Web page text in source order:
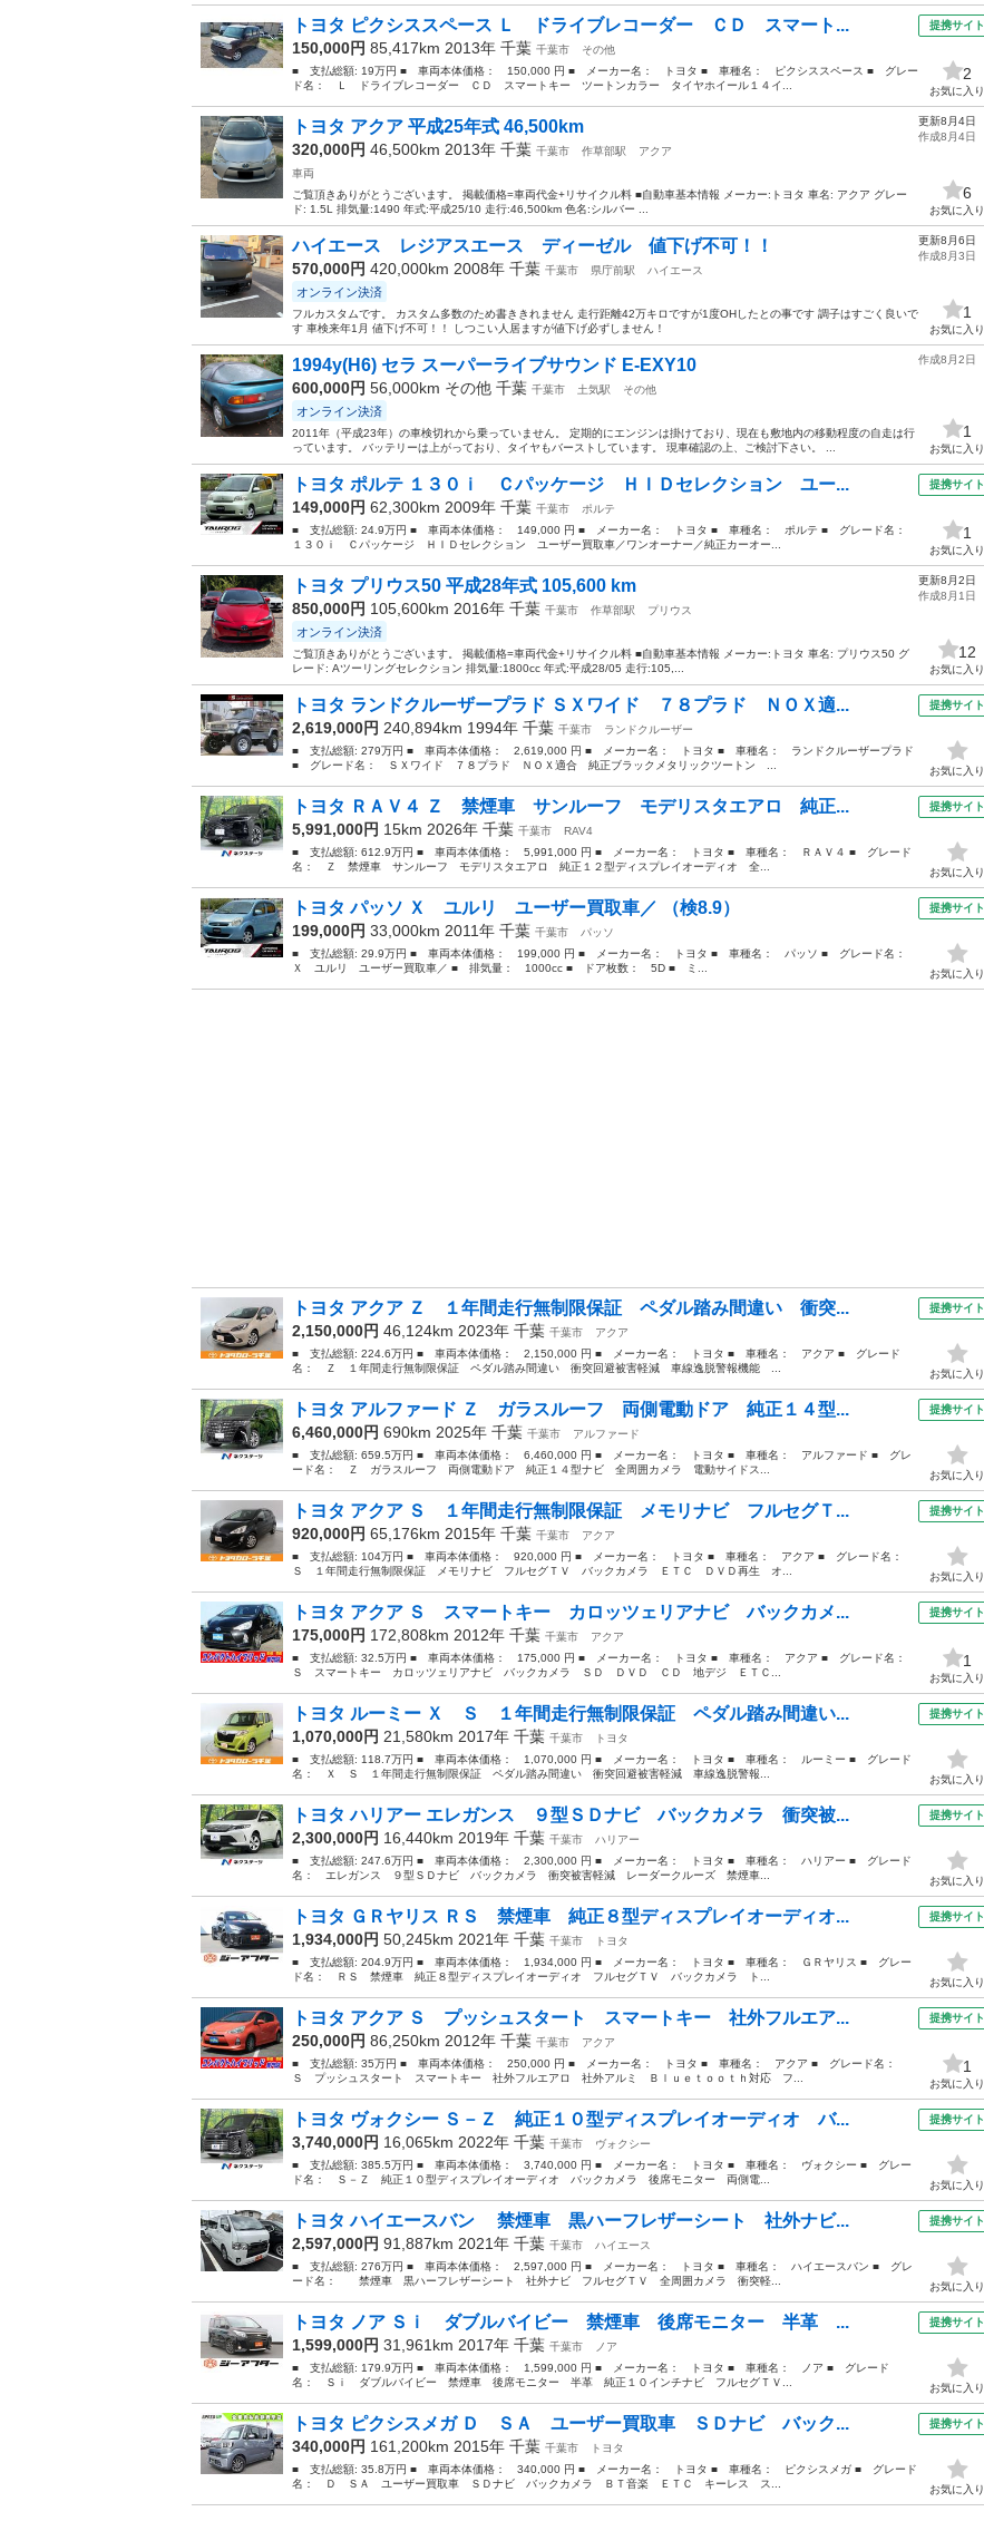
トヨタ ピクシススペース Ｌ ドライブレコーダー ＣＤ スマート...
150,000円 85,417km 2013年 千葉 千葉市
その他
■ 支払総額: 19万円 ■ 車両本体価格： 150,000 円 ■ メーカー名： トヨタ ■ 車種名： ピクシススペース ■ グレー
ド名： Ｌ ドライブレコーダー ＣＤ スマートキー ツートンカラー タイヤホイール１４イ...
提携サイト
2
お気に入り
トヨタ アクア 平成25年式 46,500km
320,000円 46,500km 2013年 千葉 千葉市 作草部駅
アクア
車両
ご覧頂きありがとうございます。 掲載価格=車両代金+リサイクル料 ■自動車基本情報 メーカー:トヨタ 車名: アクア グレー
ド: 1.5L 排気量:1490 年式:平成25/10 走行:46,500km 色名:シルバー ...
更新8月4日
作成8月4日
6
お気に入り
ハイエース レジアスエース ディーゼル 値下げ不可！！
570,000円 420,000km 2008年 千葉 千葉市 県庁前駅 ハイエース
オンライン決済
フルカスタムです。 カスタム多数のため書ききれません 走行距離42万キロですが1度OHしたとの事です 調子はすごく良いで
す 車検来年1月 値下げ不可！！ しつこい人居ますが値下げ必ずしません！
更新8月6日
作成8月3日
1
お気に入り
1994y(H6) セラ スーパーライブサウンド E-EXY10
600,000円 56,000km その他 千葉 千葉市 土気駅 その他
オンライン決済
2011年（平成23年）の車検切れから乗っていません。 定期的にエンジンは掛けており、現在も敷地内の移動程度の自走は行
っています。 バッテリーは上がっており、タイヤもバーストしています。 現車確認の上、ご検討下さい。 ...
作成8月2日
1
お気に入り
トヨタ ポルテ １３０ｉ Ｃパッケージ ＨＩＤセレクション ユー...
149,000円 62,300km 2009年 千葉 千葉市
ポルテ
■ 支払総額: 24.9万円 ■ 車両本体価格： 149,000 円 ■ メーカー名： トヨタ ■ 車種名： ポルテ ■ グレード名：
１３０ｉ Ｃパッケージ ＨＩＤセレクション ユーザー買取車／ワンオーナー／純正カーオー...
提携サイト
1
お気に入り
トヨタ プリウス50 平成28年式 105,600 km
850,000円 105,600km 2016年 千葉 千葉市 作草部駅 プリウス
オンライン決済
ご覧頂きありがとうございます。 掲載価格=車両代金+リサイクル料 ■自動車基本情報 メーカー:トヨタ 車名: プリウス50 グ
レード: Aツーリングセレクション 排気量:1800cc 年式:平成28/05 走行:105,...
更新8月2日
作成8月1日
12
お気に入り
トヨタ ランドクルーザープラド ＳＸワイド ７８プラド ＮＯＸ適...
2,619,000円 240,894km 1994年 千葉 千葉市
ランドクルーザー
■ 支払総額: 279万円 ■ 車両本体価格： 2,619,000 円 ■ メーカー名： トヨタ ■ 車種名： ランドクルーザープラド
■ グレード名： ＳＸワイド ７８プラド ＮＯＸ適合 純正ブラックメタリックツートン ...
提携サイト
お気に入り
トヨタ ＲＡＶ４ Ｚ 禁煙車 サンルーフ モデリスタエアロ 純正...
5,991,000円 15km 2026年 千葉 千葉市
RAV4
■ 支払総額: 612.9万円 ■ 車両本体価格： 5,991,000 円 ■ メーカー名： トヨタ ■ 車種名： ＲＡＶ４ ■ グレード
名： Ｚ 禁煙車 サンルーフ モデリスタエアロ 純正１２型ディスプレイオーディオ 全...
提携サイト
お気に入り
トヨタ パッソ Ｘ ユルリ ユーザー買取車／ （検8.9）
199,000円 33,000km 2011年 千葉 千葉市
パッソ
■ 支払総額: 29.9万円 ■ 車両本体価格： 199,000 円 ■ メーカー名： トヨタ ■ 車種名： パッソ ■ グレード名：
Ｘ ユルリ ユーザー買取車／ ■ 排気量： 1000cc ■ ドア枚数： 5D ■ ミ...
提携サイト
お気に入り
トヨタ アクア Ｚ １年間走行無制限保証 ペダル踏み間違い 衝突...
2,150,000円 46,124km 2023年 千葉 千葉市
アクア
■ 支払総額: 224.6万円 ■ 車両本体価格： 2,150,000 円 ■ メーカー名： トヨタ ■ 車種名： アクア ■ グレード
名： Ｚ １年間走行無制限保証 ペダル踏み間違い 衝突回避被害軽減 車線逸脱警報機能 ...
提携サイト
お気に入り
トヨタ アルファード Ｚ ガラスルーフ 両側電動ドア 純正１４型...
6,460,000円 690km 2025年 千葉 千葉市
アルファード
■ 支払総額: 659.5万円 ■ 車両本体価格： 6,460,000 円 ■ メーカー名： トヨタ ■ 車種名： アルファード ■ グレ
ード名： Ｚ ガラスルーフ 両側電動ドア 純正１４型ナビ 全周囲カメラ 電動サイドス...
提携サイト
お気に入り
トヨタ アクア Ｓ １年間走行無制限保証 メモリナビ フルセグＴ...
920,000円 65,176km 2015年 千葉 千葉市
アクア
■ 支払総額: 104万円 ■ 車両本体価格： 920,000 円 ■ メーカー名： トヨタ ■ 車種名： アクア ■ グレード名：
Ｓ １年間走行無制限保証 メモリナビ フルセグＴＶ バックカメラ ＥＴＣ ＤＶＤ再生 オ...
提携サイト
お気に入り
トヨタ アクア Ｓ スマートキー カロッツェリアナビ バックカメ...
175,000円 172,808km 2012年 千葉 千葉市
アクア
■ 支払総額: 32.5万円 ■ 車両本体価格： 175,000 円 ■ メーカー名： トヨタ ■ 車種名： アクア ■ グレード名：
Ｓ スマートキー カロッツェリアナビ バックカメラ ＳＤ ＤＶＤ ＣＤ 地デジ ＥＴＣ...
提携サイト
1
お気に入り
トヨタ ルーミー Ｘ Ｓ １年間走行無制限保証 ペダル踏み間違い...
1,070,000円 21,580km 2017年 千葉 千葉市
トヨタ
■ 支払総額: 118.7万円 ■ 車両本体価格： 1,070,000 円 ■ メーカー名： トヨタ ■ 車種名： ルーミー ■ グレード
名： Ｘ Ｓ １年間走行無制限保証 ペダル踏み間違い 衝突回避被害軽減 車線逸脱警報...
提携サイト
お気に入り
トヨタ ハリアー エレガンス ９型ＳＤナビ バックカメラ 衝突被...
2,300,000円 16,440km 2019年 千葉 千葉市
ハリアー
■ 支払総額: 247.6万円 ■ 車両本体価格： 2,300,000 円 ■ メーカー名： トヨタ ■ 車種名： ハリアー ■ グレード
名： エレガンス ９型ＳＤナビ バックカメラ 衝突被害軽減 レーダークルーズ 禁煙車...
提携サイト
お気に入り
トヨタ ＧＲヤリス ＲＳ 禁煙車 純正８型ディスプレイオーディオ...
1,934,000円 50,245km 2021年 千葉 千葉市
トヨタ
■ 支払総額: 204.9万円 ■ 車両本体価格： 1,934,000 円 ■ メーカー名： トヨタ ■ 車種名： ＧＲヤリス ■ グレー
ド名： ＲＳ 禁煙車 純正８型ディスプレイオーディオ フルセグＴＶ バックカメラ ト...
提携サイト
お気に入り
トヨタ アクア Ｓ プッシュスタート スマートキー 社外フルエア...
250,000円 86,250km 2012年 千葉 千葉市
アクア
■ 支払総額: 35万円 ■ 車両本体価格： 250,000 円 ■ メーカー名： トヨタ ■ 車種名： アクア ■ グレード名：
Ｓ プッシュスタート スマートキー 社外フルエアロ 社外アルミ Ｂｌｕｅｔｏｏｔｈ対応 フ...
提携サイト
1
お気に入り
トヨタ ヴォクシー Ｓ－Ｚ 純正１０型ディスプレイオーディオ バ...
3,740,000円 16,065km 2022年 千葉 千葉市
ヴォクシー
■ 支払総額: 385.5万円 ■ 車両本体価格： 3,740,000 円 ■ メーカー名： トヨタ ■ 車種名： ヴォクシー ■ グレー
ド名： Ｓ－Ｚ 純正１０型ディスプレイオーディオ バックカメラ 後席モニター 両側電...
提携サイト
お気に入り
トヨタ ハイエースバン 禁煙車 黒ハーフレザーシート 社外ナビ...
2,597,000円 91,887km 2021年 千葉 千葉市
ハイエース
■ 支払総額: 276万円 ■ 車両本体価格： 2,597,000 円 ■ メーカー名： トヨタ ■ 車種名： ハイエースバン ■ グレ
ード名： 禁煙車 黒ハーフレザーシート 社外ナビ フルセグＴＶ 全周囲カメラ 衝突軽...
提携サイト
お気に入り
トヨタ ノア Ｓｉ ダブルバイビー 禁煙車 後席モニター 半革 ...
1,599,000円 31,961km 2017年 千葉 千葉市
ノア
■ 支払総額: 179.9万円 ■ 車両本体価格： 1,599,000 円 ■ メーカー名： トヨタ ■ 車種名： ノア ■ グレード
名： Ｓｉ ダブルバイビー 禁煙車 後席モニター 半革 純正１０インチナビ フルセグＴＶ...
提携サイト
お気に入り
トヨタ ピクシスメガ Ｄ ＳＡ ユーザー買取車 ＳＤナビ バック...
340,000円 161,200km 2015年 千葉 千葉市
トヨタ
■ 支払総額: 35.8万円 ■ 車両本体価格： 340,000 円 ■ メーカー名： トヨタ ■ 車種名： ピクシスメガ ■ グレード
名： Ｄ ＳＡ ユーザー買取車 ＳＤナビ バックカメラ ＢＴ音楽 ＥＴＣ キーレス ス...
提携サイト
お気に入り